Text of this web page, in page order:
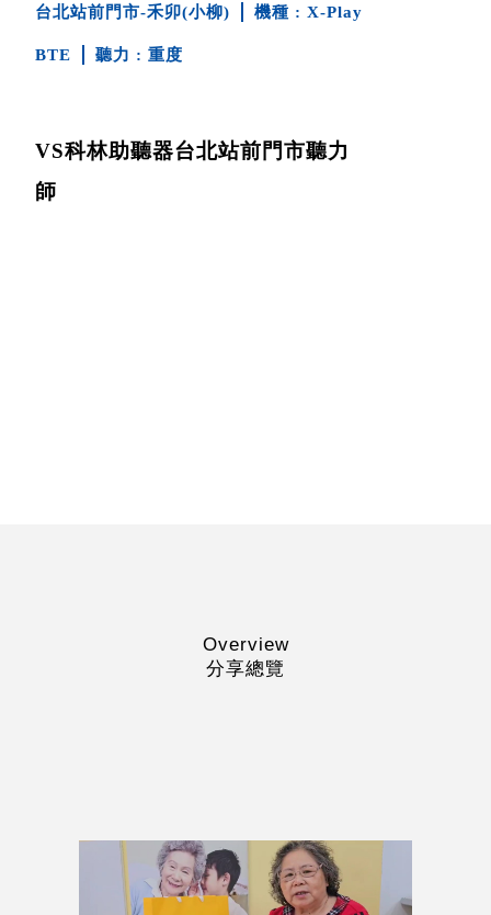
台北站前門市-禾卯(小柳) X-Play
BTE 重度
VS科林助聽器台北站前門市聽力
師
Overview
分享總覽